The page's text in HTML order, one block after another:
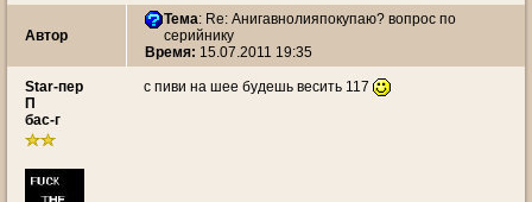
Автор
Тема: Re: Анигавнолияпокупаю? вопрос по
серийнику
Время: 15.07.2011 19:35
Star-пер
П
бас-г
с пиви на шее будешь весить 117